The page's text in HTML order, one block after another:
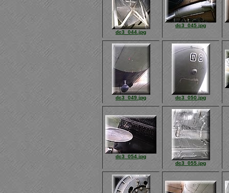
dc3_044.jpg
dc3_045.jpg
dc3_049.jpg dc3_050.jpg
dc3_054.jpg
dc3_055.jpg